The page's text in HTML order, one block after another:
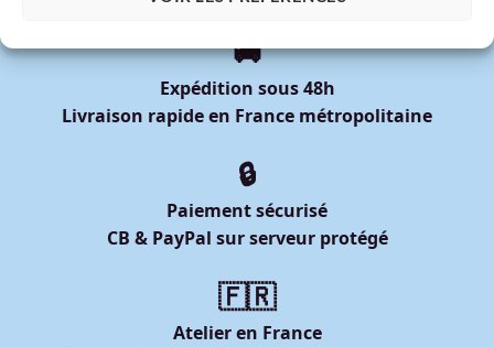
🚚
Expédition sous 48h
Livraison rapide en France métropolitaine
🔒
Paiement sécurisé
CB & PayPal sur serveur protégé
🇫🇷
Atelier en France